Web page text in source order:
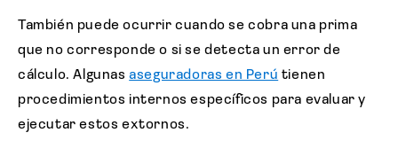
También puede ocurrir cuando se cobra una prima
que no corresponde o si se detecta un error de
cálculo. Algunasaseguradoras en Perú tienen
procedimientos internos específicos para evaluar y
ejecutar estos extornos.